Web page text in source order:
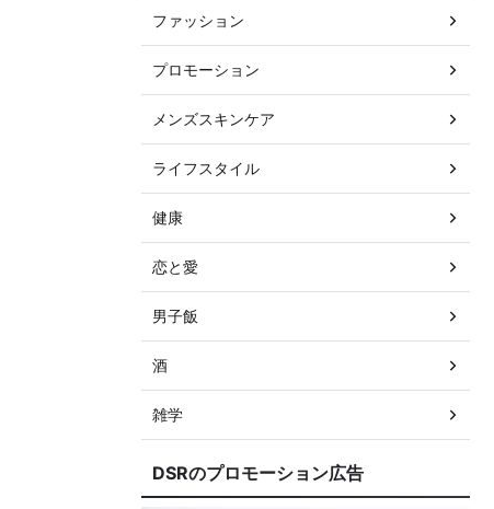
ファッション
プロモーション
メンズスキンケア
ライフスタイル
健康
恋と愛
男子飯
酒
雑学
DSRのプロモーション広告